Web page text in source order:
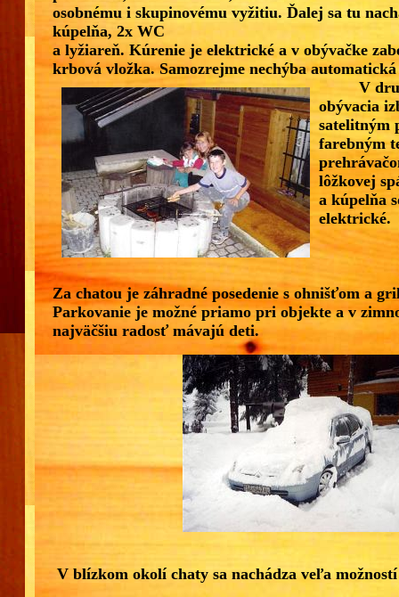
osobnému i skupinovému vyžitiu. Ďalej sa tu
kúpelňa, 2x WC
a lyžiareň. Kúrenie je elektrické a v obývačke
krbová vložka. Samozrejme nechýba
V
obývacia
satelitným
farebným
lôžkovej
a kúpelňa
elektrické.
Za chatou je záhradné posedenie s ohnišťom a
Parkovanie je možné priamo pri objektea v
najväčšiu radosť mávajú deti.
V blízkom okolí chaty sa nachádza veľa